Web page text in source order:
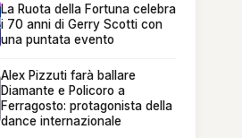
La Ruota della Fortuna celebra
i 70 anni di Gerry Scotti con
una puntata evento
Alex Pizzuti farà ballare
Diamante e Policoro a
Ferragosto: protagonista della
dance internazionale